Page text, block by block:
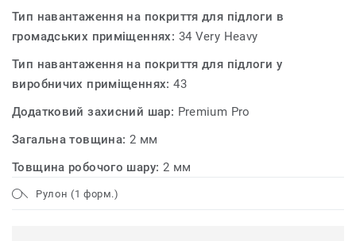
Тип навантаження на покриття для підлоги в
громадських приміщеннях: 34 Very Heavy
Тип навантаження на покриття для підлоги у
виробничих приміщеннях:43
Додатковий захисний шар: Premium Pro
Загальна товщина: 2 мм
Товщина робочого шару: 2 мм
Рулон (1 форм.)